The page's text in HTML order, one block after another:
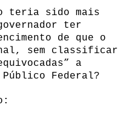
teria sido mais
ter
de que o
sem classificar
a
Federal?